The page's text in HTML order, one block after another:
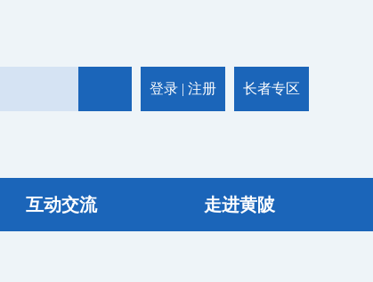
登录 | 注册 长者专区
互动交流 走进黄陂